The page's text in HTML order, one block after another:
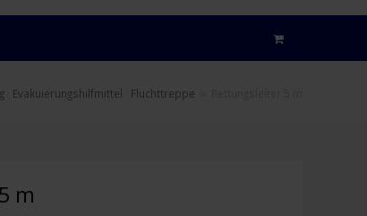
Evakuierungshilfmittel Fluchttreppe
m